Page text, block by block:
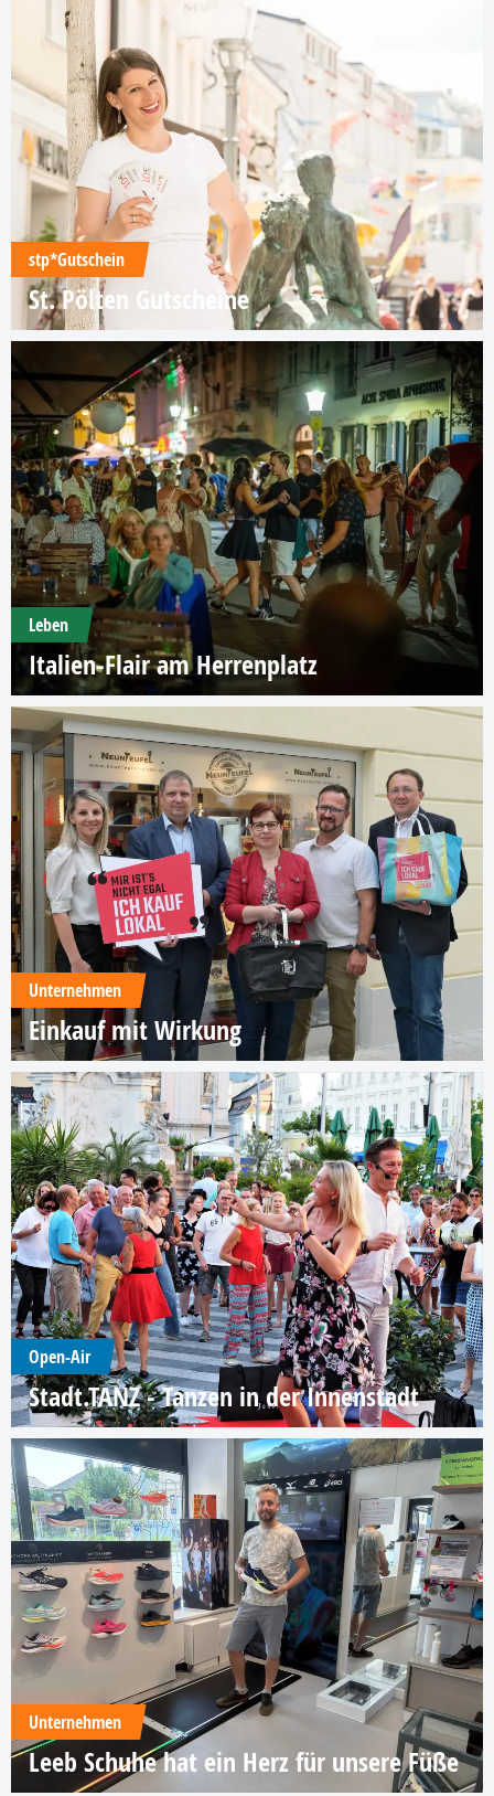
stp*Gutschein
St. Pölten Gutscheine
Leben
Italien-Flair am Herrenplatz
Unternehmen
Einkauf mit Wirkung
Open-Air
Stadt.TANZ - Tanzen in der Innenstadt
Unternehmen
Leeb Schuhe hat ein Herz für unsere Füße